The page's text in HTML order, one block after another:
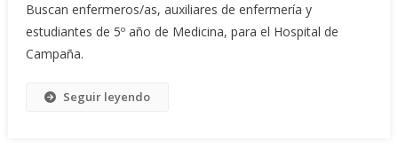
Buscan enfermeros/as, auxiliares de enfermería y
estudiantes de 5º año de Medicina, para el Hospital de
Campaña.
Seguir leyendo